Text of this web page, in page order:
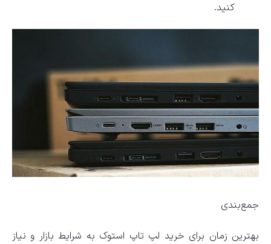
کنید.
جمع‌بندی
بهترین زمان برای خرید لپ تاپ استوک به شرایط بازار و نیاز